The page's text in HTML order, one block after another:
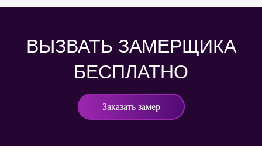
ВЫЗВАТЬ ЗАМЕРЩИКА
БЕСПЛАТНО
Заказать замер